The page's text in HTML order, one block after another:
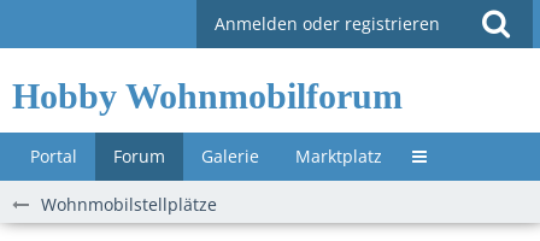
Anmelden oder registrieren
Hobby Wohnmobilforum
Portal Forum Galerie Marktplatz Untermenü »
Wohnmobilstellplätze